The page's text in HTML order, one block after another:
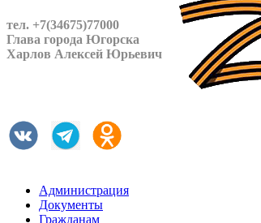
тел. +7(34675)77000
Глава города Югорска
Харлов Алексей Юрьевич
Администрация
Документы
Гражданам